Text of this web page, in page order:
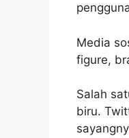
Media
figure,
Salah
biru.